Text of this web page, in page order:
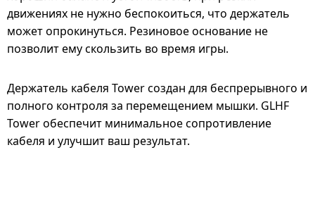
движениях не нужно беспокоиться, что держатель
может опрокинуться. Резиновое основание не
позволит ему скользить во время игры.
Держатель кабеля Tower создан для беспрерывного и
полного контроля за перемещением мышки. GLHF
Tower обеспечит минимальное сопротивление
кабеля и улучшит ваш результат.